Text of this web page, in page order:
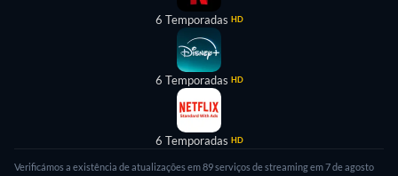
6 Temporadas HD
6 Temporadas HD
6 Temporadas HD
Verificámos a existência de atualizações em 89 serviços de streaming em 7 de agosto